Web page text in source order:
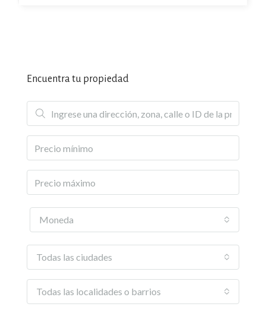
Encuentra tu propiedad
Moneda
Todas las ciudades
Todas las localidades o barrios